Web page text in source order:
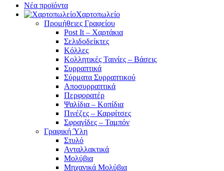
Νέα προϊόντα
Χαρτοπωλείο
Προμήθειες Γραφείου
Post It – Χαρτάκια
Σελιδοδείκτες
Κόλλες
Κολλητικές Ταινίες – Βάσεις
Συρραπτικά
Σύρματα Συρραπτικού
Αποσυρραπτικά
Περφορατέρ
Ψαλίδια – Κοπίδια
Πινέζες – Καρφίτσες
Σφραγίδες – Ταμπόν
Γραφική Ύλη
Στυλό
Ανταλλακτικά
Μολύβια
Μηχανικά Μολύβια